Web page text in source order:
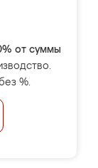
от суммы
%.